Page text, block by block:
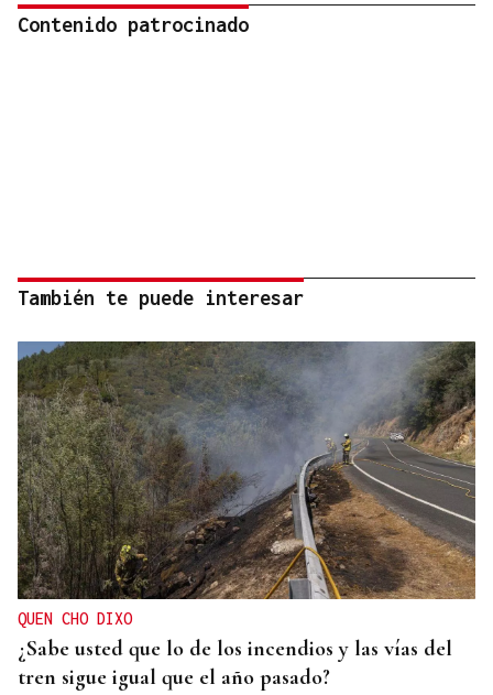
Contenido patrocinado
También te puede interesar
QUEN CHO DIXO
¿Sabe usted que lo de los incendios y las vías del
tren sigue igual que el año pasado?